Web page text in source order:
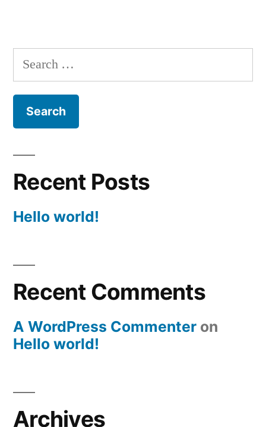
Search
for:
Recent Posts
Hello world!
Recent Comments
A WordPress Commenter on
Hello world!
Archives